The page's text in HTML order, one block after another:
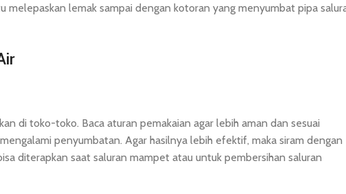
melepaskan lemak sampai dengan kotoran yang menyumbat pipa
di toko-toko. Baca aturan pemakaian agar lebih aman dan sesuai
penyumbatan. Agar hasilnya lebih efektif, maka siram dengan
diterapkan saat saluran mampet atau untuk pembersihan saluran